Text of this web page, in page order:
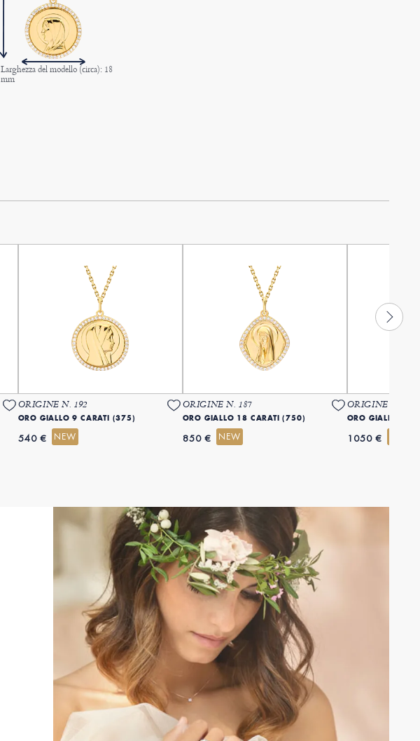
Larghezza del modello (circa): 18
mm
ORIGINE N. 192
ORO GIALLO 9 CARATI (375)
540 € NEW
ORIGINE N. 187
ORO GIALLO 18 CARATI (750)
850 € NEW
ORIGINE N. 193
ORO GIALLO 18
1050 €